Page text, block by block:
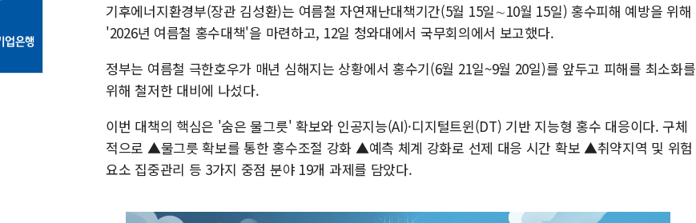
기후에너지환경부(장관 김성환)는 여름철 자연재난대책기간(5월 15일∼10월 15일) 홍수피해 예방을 위해
'2026년 여름철 홍수대책'을 마련하고, 12일 청와대에서 국무회의에서 보고했다.
정부는 여름철 극한호우가 매년 심해지는 상황에서 홍수기(6월 21일~9월 20일)를 앞두고 피해를 최소화를
위해 철저한 대비에 나섰다.
이번 대책의 핵심은 '숨은 물그릇' 확보와 인공지능(AI)·디지털트윈(DT) 기반 지능형 홍수 대응이다. 구체
적으로 ▲물그릇 확보를 통한 홍수조절 강화 ▲예측 체계 강화로 선제 대응 시간 확보 ▲취약지역 및 위험
요소 집중관리 등 3가지 중점 분야 19개 과제를 담았다.